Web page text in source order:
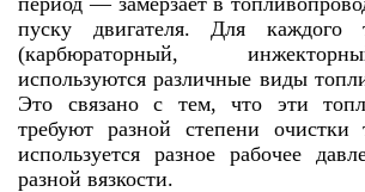
пуску двигателя. Для каждого
(карбюраторный,
используются различные виды
Это связано с тем, что эти
требуют разной степени
используется разное рабочее
разной вязкости.